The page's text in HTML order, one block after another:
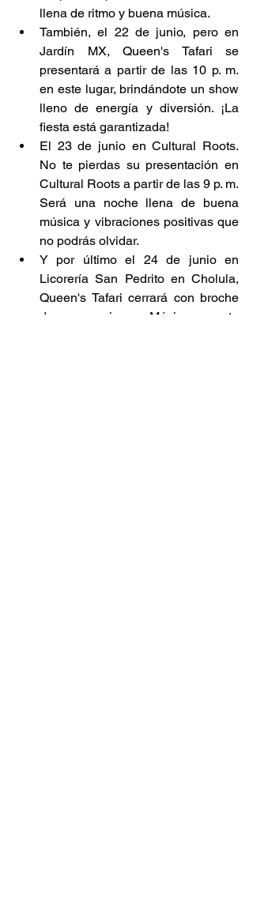
llena de ritmo y buena música.
También, el 22 de junio, pero en
Jardín MX, Queen's Tafari se
presentará a partir de las 10 p. m.
en este lugar, brindándote un show
lleno de energía y diversión. ¡La
fiesta está garantizada!
El 23 de junio en Cultural Roots.
No te pierdas su presentación en
Cultural Roots a partir de las 9 p. m.
Será una noche llena de buena
música y vibraciones positivas que
no podrás olvidar.
Y por último el 24 de junio en
Licorería San Pedrito en Cholula,
Queen's Tafari cerrará con broche
de oro su gira en México en este